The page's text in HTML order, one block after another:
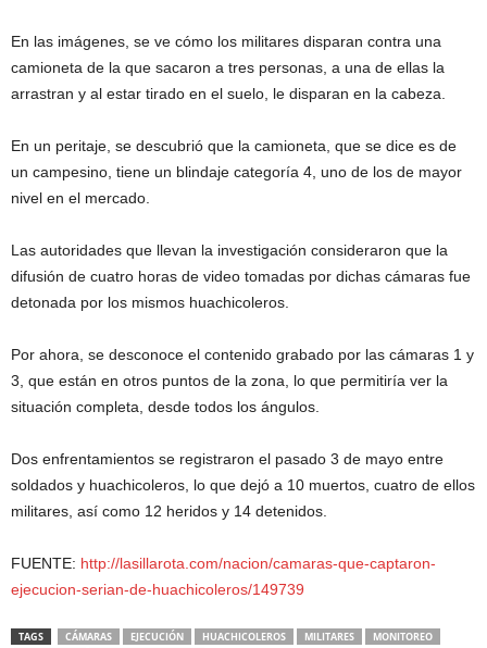
En las imágenes, se ve cómo los militares disparan contra una
camioneta de la que sacaron a tres personas, a una de ellas la
arrastran y al estar tirado en el suelo, le disparan en la cabeza.
En un peritaje, se descubrió que la camioneta, que se dice es de
un campesino, tiene un blindaje categoría 4, uno de los de mayor
nivel en el mercado.
Las autoridades que llevan la investigación consideraron que la
difusión de cuatro horas de video tomadas por dichas cámaras fue
detonada por los mismos huachicoleros.
Por ahora, se desconoce el contenido grabado por las cámaras 1 y
3, que están en otros puntos de la zona, lo que permitiría ver la
situación completa, desde todos los ángulos.
Dos enfrentamientos se registraron el pasado 3 de mayo entre
soldados y huachicoleros, lo que dejó a 10 muertos, cuatro de ellos
militares, así como 12 heridos y 14 detenidos.
FUENTE: http://lasillarota.com/nacion/camaras-que-captaron-
ejecucion-serian-de-huachicoleros/149739
TAGS CÁMARAS EJECUCIÓN HUACHICOLEROS MILITARES
MONITOREO